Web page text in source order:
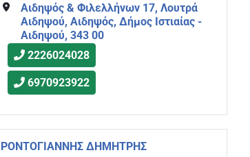
Αιδηψός & Φιλελλήνων 17, Λουτρά
Αιδηψού, Αιδηψός, Δήμος Ιστιαίας -
Αιδηψού, 343 00
2226024028
6970923922
ΡΟΝΤΟΓΙΑΝΝΗΣ ΔΗΜΗΤΡΗΣ